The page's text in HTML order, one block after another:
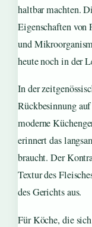
haltbar machten.
Eigenschaften von
und
heute noch in der
In der
Rückbesinnung
moderne
erinnert das
braucht. Der
Textur des
des Gerichts aus.
Für Köche, die